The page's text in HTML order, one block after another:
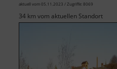
aktuell vom 05.11.2023 / Zugriffe: 8069
34 km vom aktuellen Standort